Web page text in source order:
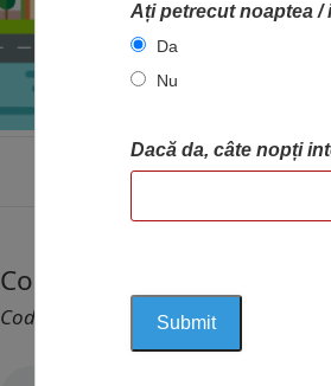
ACASA HARTA
Conacul Mihail
Cod 1217
Ați petrecut noaptea
Da
Nu
Dacă da, câte nopți